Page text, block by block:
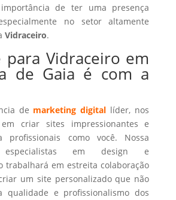
de ter uma presença
no setor altamente
Vidraceiro.
para Vidraceiro em
de Gaia é com a
de marketing digital líder, nos
em criar sites impressionantes e
profissionais como você. Nossa
em design e
trabalhará em estreita colaboração
um site personalizado que não
qualidade e profissionalismo dos